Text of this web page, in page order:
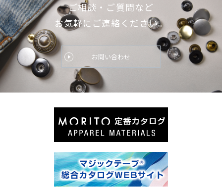
ご相談・ご質問など
お気軽にご連絡ください。
お問い合わせ